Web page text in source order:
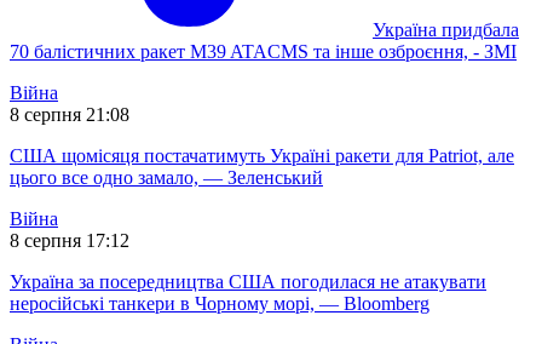
Україна придбала
70 балістичних ракет M39 ATACMS та інше озброєння, - ЗМІ
Війна
8 серпня 21:08
США щомісяця постачатимуть Україні ракети для Patriot, але
цього все одно замало, — Зеленський
Війна
8 серпня 17:12
Україна за посередництва США погодилася не атакувати
неросійські танкери в Чорному морі, — Bloomberg